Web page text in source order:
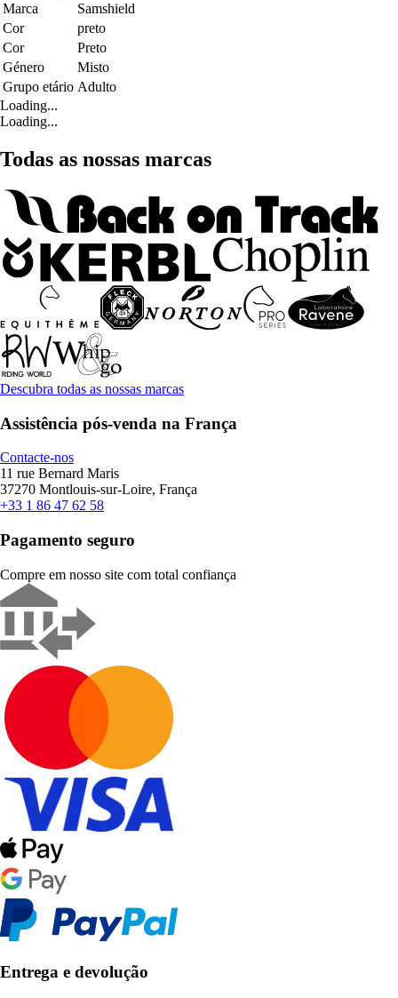
Marca
Samshield
Cor
preto
Cor
Preto
Género
Misto
Grupo etário Adulto
Loading...
Loading...
Todas as nossas marcas
Descubra todas as nossas marcas
Assistência pós-venda na França
Contacte-nos
11 rue Bernard Maris
37270 Montlouis-sur-Loire, França
+33 1 86 47 62 58
Pagamento seguro
Compre em nosso site com total confiança
Entrega e devolução